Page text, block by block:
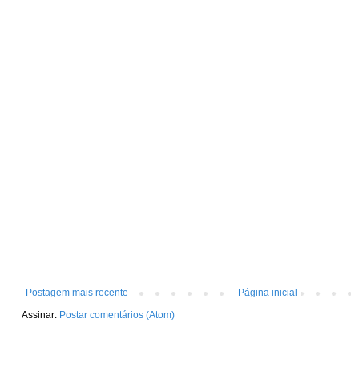
Postagem mais recente
Página inicial
Assinar: Postar comentários (Atom)